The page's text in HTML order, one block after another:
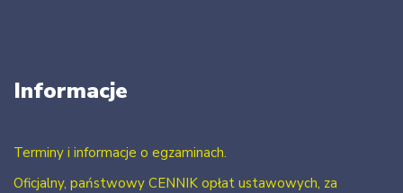
Informacje
Terminy i informacje o egzaminach.
Oficjalny, państwowy CENNIK opłat ustawowych, za